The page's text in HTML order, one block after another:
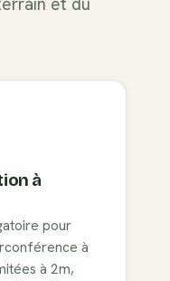
à
pour
à
à 2m,